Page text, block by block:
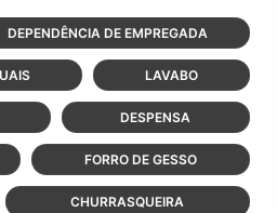
DEPENDÊNCIA DE EMPREGADA
LAVABO
DESPENSA
FORRO DE GESSO
CHURRASQUEIRA